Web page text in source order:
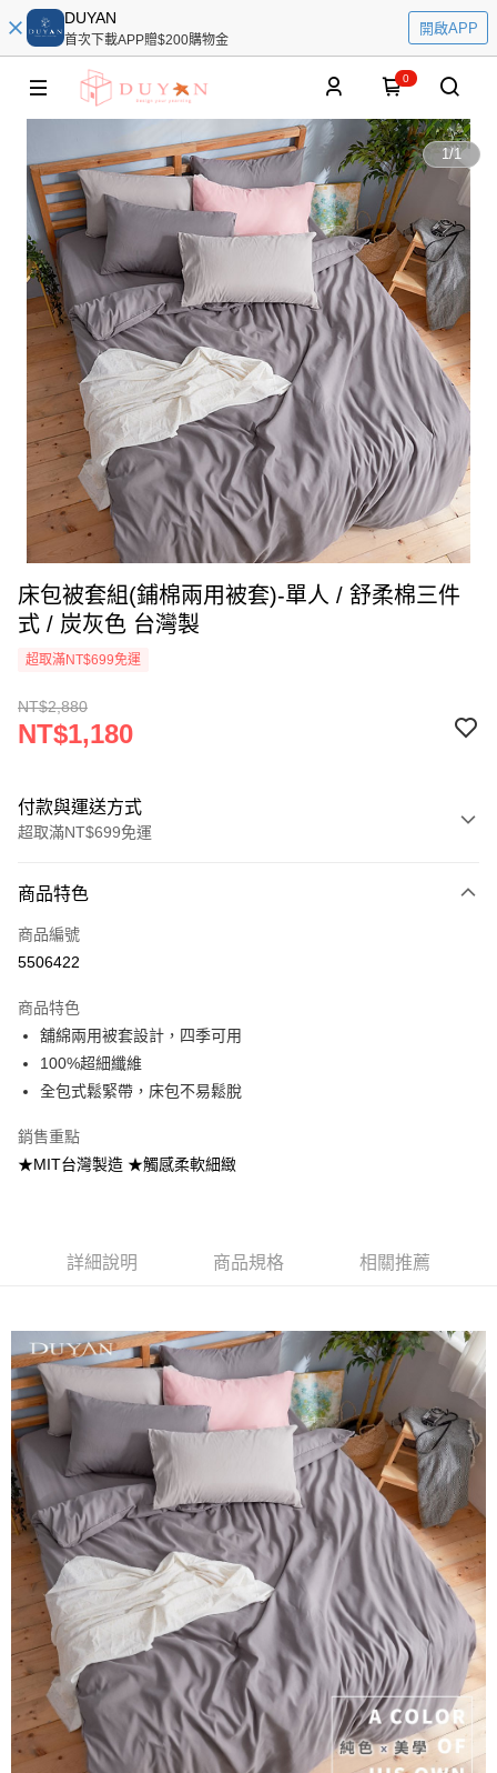
DUYAN
首次下載APP贈$200購物金
開啟APP
0
1/1
床包被套組(鋪棉兩用被套)-單人 / 舒柔棉三件
式 / 炭灰色 台灣製
超取滿NT$699免運
NT$2,880
NT$1,180
付款與運送方式
超取滿NT$699免運
信用卡一次付款
信用卡分期付款
合作金庫商業銀行
華南商業銀行
上海商業儲蓄銀行
國泰世華商業銀行
匯豐（台灣）商業銀行
聯邦商業銀行
台灣樂天信用卡公司
超商取貨付款
LINE Pay
悠遊付
大哥付你分期
1.本服務由台灣大哥大提供，台灣大哥大用戶可立即使用無須另外申請。
2.付款方式選擇「大哥付你分期」，訂單成立後會自動跳轉到大哥付的交易
流程，驗證手機門號後，選擇欲分期的期數、繳款截止日，確認付款後即完
成交易。
3.實際核准額度、可分期數及費用金額請依後續交易確認頁面所載為準。
4.訂單成立30分鐘內，如未前往確認交易或遇審核未通過，訂單將自動取
消。如遇「轉專審核」未通過狀況，表示未達大哥付你分期系統評分，恕無
法說明評估內容。
【繳款方式說明】
1.分期款項不併入電信帳單，「大哥付你分期」於每月結算日後寄送繳費提
醒簡訊。
2.透過簡訊連結打開帳單後，可選擇「超商條碼／台灣大直營門市／銀行轉
帳／街口支付／iPASS MONEY」等通路繳費。
【注意事項】
1.本服務係由「台灣大哥大股份有限公司」（以下簡稱本公司）所提供，讓
用戶於交易時，得透過本服務購買商品或服務，並由商店將買賣／分期付款
買賣價金債權讓與本公司後，依約使用本公司帳單繳交帳款。
2.基於同意付款使用「大哥付你分期」之契約關係目的，商店將以您的個人
資料（包含姓名、電話或地址）提供予台灣大哥大進項蒐集、處理及利用，
由本公司與您本人進行分期帳單所需資料之確認、核對及更正。
3.完整用戶服務條款，請詳閱以下連結：https://oppay.tw/userRule
AFTEE先享後付
相關說明
【關於「AFTEE先享後付」】
AFTEE先享後付是「在收到商品之後才付款」的支付方式。 讓您購物簡單
便利好安心！
１．簡單：不需註冊會員、不需綁卡、不需儲值。
２．便利：只要手機號碼，簡訊認證，即可結帳。
３．安心：先確認商品／服務後，再付款。
【「AFTEE先享後付」結帳流程】
１．於結帳方式選擇「AFTEE先享後付」後，將跳轉至「AFTEE先享後付」
結帳頁面，進行簡訊認證並確認金額後，即可完成結帳。
２．訂單成立數日內，您將收到繳費通知簡訊。
３．收到繳費通知簡訊後14天內，點擊此簡訊中的連結，可透過四大超商／
ATM／網路銀行／等多元方式進行付款，方視為交易完成。
※ 請注意：結帳手續完成當下不需立刻繳費，但若您需要取消訂單，請聯絡
購買商品的店家。未經商家同意取消之訂單仍視為有效，需透過AFTEE先享
後付繳納相關費用。
※ 交易是否成功請以「AFTEE先享後付 」之結帳頁面顯示為準，若有關於
是否繳費成功／繳費後需取消欲退款等相關疑問，請聯繫「AFTEE先享後付
客戶支援中心」https://netprotections.freshdesk.com/support/home
Hami Point
相關說明
「Hami Point」為中華電信所提供之點數服務，可於會員專區綁定中華電信
會員帳號後，即可在購物車使用 Hami Point 折抵消費金額 (1點等於1元)。
ATM付款
運送方式
全家取貨付款
每筆NT$60，滿NT$699(含以上)免運費
付款後全家取貨
每筆NT$60，滿NT$699(含以上)免運費
7-11取貨付款
每筆NT$60，滿NT$999(含以上)免運費
商品特色
商品編號
5506422
商品特色
舖綿兩用被套設計，四季可用
100%超細纖維
全包式鬆緊帶，床包不易鬆脫
銷售重點
★MIT台灣製造 ★觸感柔軟細緻
詳細說明 商品規格 相關推薦